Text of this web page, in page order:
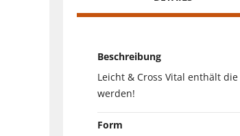
Beschreibung
Leicht & Cross Vital enthält
werden!
Form